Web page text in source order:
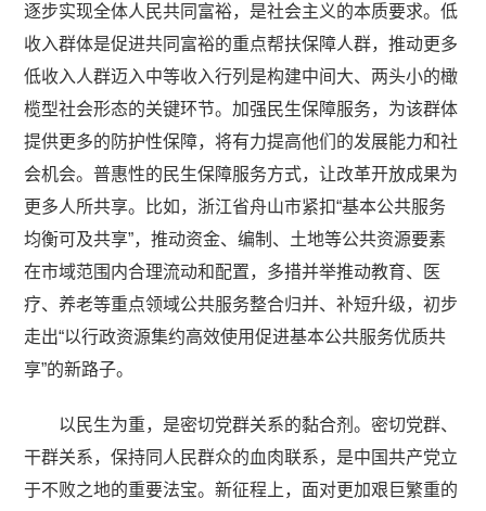
逐步实现全体人民共同富裕，是社会主义的本质要求。低
收入群体是促进共同富裕的重点帮扶保障人群，推动更多
低收入人群迈入中等收入行列是构建中间大、两头小的橄
榄型社会形态的关键环节。加强民生保障服务，为该群体
提供更多的防护性保障，将有力提高他们的发展能力和社
会机会。普惠性的民生保障服务方式，让改革开放成果为
更多人所共享。比如，浙江省舟山市紧扣“基本公共服务
均衡可及共享”，推动资金、编制、土地等公共资源要素
在市域范围内合理流动和配置，多措并举推动教育、医
疗、养老等重点领域公共服务整合归并、补短升级，初步
走出“以行政资源集约高效使用促进基本公共服务优质共
享”的新路子。
以民生为重，是密切党群关系的黏合剂。密切党群、
干群关系，保持同人民群众的血肉联系，是中国共产党立
于不败之地的重要法宝。新征程上，面对更加艰巨繁重的